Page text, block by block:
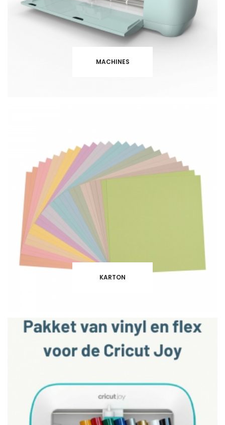
MACHINES
KARTON